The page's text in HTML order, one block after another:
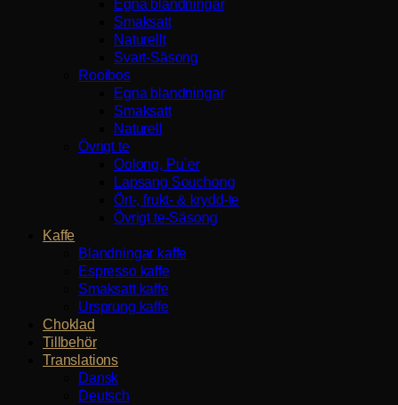
Egna blandningar
Smaksatt
Naturellt
Svart-Säsong
Rooibos
Egna blandningar
Smaksatt
Naturell
Övrigt te
Oolong, Pu`er
Lapsang Souchong
Ört-, frukt- & krydd-te
Övrigt te-Säsong
Kaffe
Blandningar kaffe
Espresso kaffe
Smaksatt kaffe
Ursprung kaffe
Choklad
Tillbehör
Translations
Dansk
Deutsch